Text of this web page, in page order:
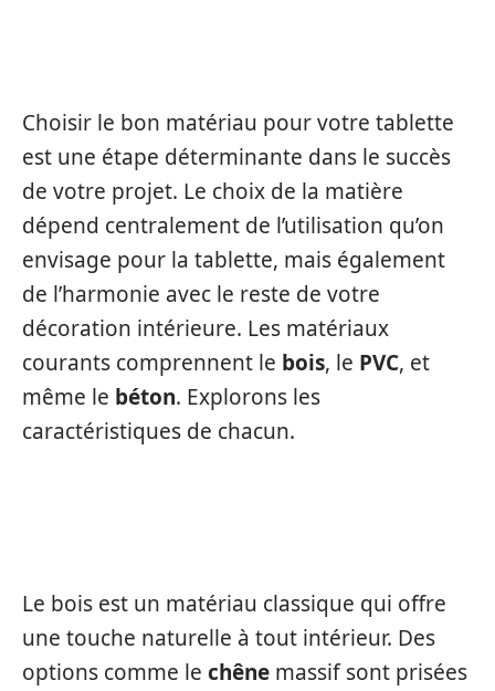
Choisir le bon matériau pour votre tablette
est une étape déterminante dans le succès
de votre projet. Le choix de la matière
dépend centralement de l’utilisation qu’on
envisage pour la tablette, mais également
de l’harmonie avec le reste de votre
décoration intérieure. Les matériaux
courants comprennent le bois, le PVC, et
même le béton. Explorons les
caractéristiques de chacun.
Le bois est un matériau classique qui offre
une touche naturelle à tout intérieur. Des
options comme le chêne massif sont prisées